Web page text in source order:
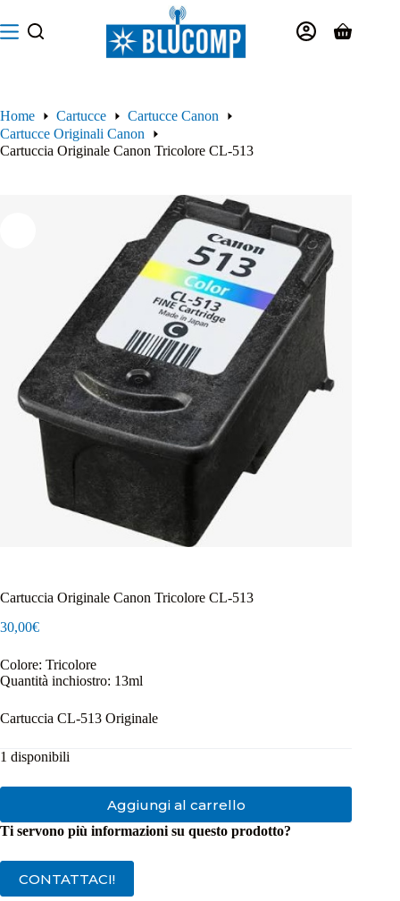
al
contenuto
Carrello
Home Cartucce
Cartucce Canon
Cartucce Originali Canon
Cartuccia Originale Canon Tricolore CL-513
Cartuccia Originale Canon Tricolore CL-513
30,00€
Colore: Tricolore
Quantità inchiostro: 13ml
Cartuccia CL-513 Originale
1 disponibili
Aggiungi al carrello
Ti servono più informazioni su questo prodotto?
CONTATTACI!